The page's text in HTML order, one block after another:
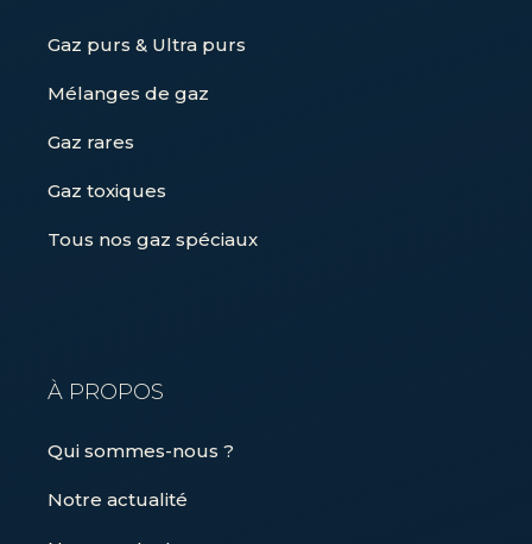
Gaz purs & Ultra purs
Mélanges de gaz
Gaz rares
Gaz toxiques
Tous nos gaz spéciaux
À PROPOS
Qui sommes-nous ?
Notre actualité